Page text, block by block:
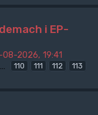
i EP-
2026, 19:41
… 110 111 112 113